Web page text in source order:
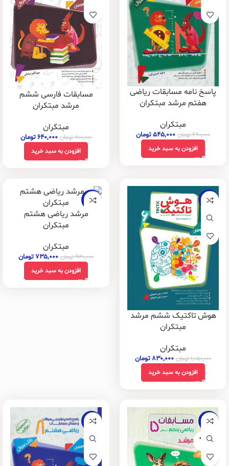
پاسخ نامه مسابقات ریاضی
هفتم مرشد مبتکران
مبتکران
۶۹۰,۰۰۰تومان ۵۴۵,۰۰۰ تومان
افزودن به سبد خرید
مسابقات فارسی ششم
مرشد مبتکران
مبتکران
۸۰۰,۰۰۰تومان ۶۴۰,۰۰۰ تومان
افزودن به سبد خرید
-21%
هوش تاکتیک ششم مرشد
مبتکران
مبتکران
۱,۰۵۰,۰۰۰تومان ۸۳۰,۰۰۰ تومان
افزودن به سبد خرید
-21%
مرشد ریاضی هشتم
مبتکران
مبتکران
۹۳۰,۰۰۰تومان ۷۳۵,۰۰۰ تومان
افزودن به سبد خرید
-20%
فروخته
-21%